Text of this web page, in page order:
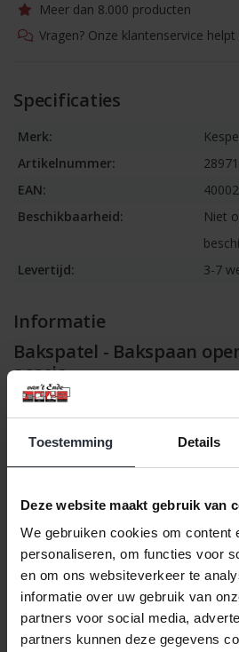
Toestemming Details
Deze website maakt gebruik van
We gebruiken cookies om content
personaliseren, om functies voor
en om ons websiteverkeer te
informatie over uw gebruik van
partners voor social media,
partners kunnen deze gegevens
Meer dan 8.000 producten
Vragen? Onze klantenservice
Specificaties
Merk:
Artikelnummer:
28971
EAN:
Beschikbaarheid:
Niet
Levertijd:
3-7
Informatie
Bakspatel - Bakspaan
acacia
Klik hier voor de volledige collectie
moeiteloos in pannen of op
kunststofblad maakt het mengen en
natuurlijke uitstraling aan je keuken
ontwerp blijft de spatel licht en flexibel
Belangrijkste kenmerken:
Materiaal: acaciahout (FSC®) &
Niet vaatwasserbestendig
Afmetingen: 35 x 8 x 1 cm (L x B x